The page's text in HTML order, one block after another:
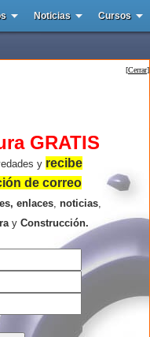
Noticias Cursos
Lausana
Resultados de la búsqueda .
[Cerrar]
GRATIS
y recibe
de correo
enlaces, noticias,
y Construcción.